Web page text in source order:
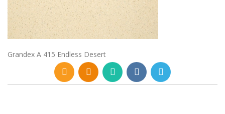
Grandex A 415 Endless Desert